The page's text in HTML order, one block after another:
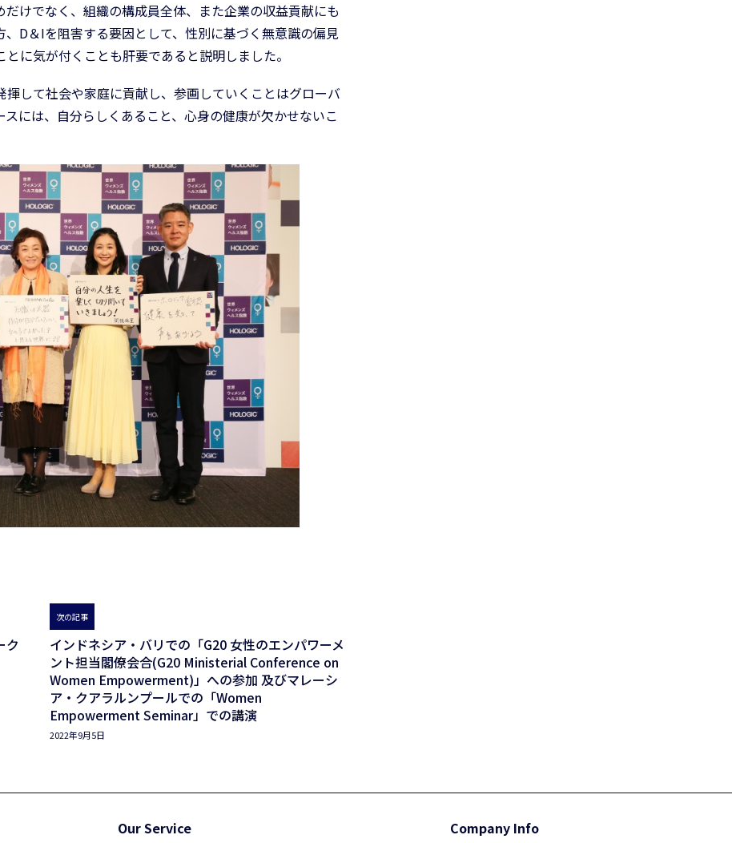
けでなく、組織の構成員全体、また企業の収益貢献にも
D＆Iを阻害する要因として、性別に基づく無意識の偏見
に気が付くことも肝要であると説明しました。
して社会や家庭に貢献し、参画していくことはグローバ
には、自分らしくあること、心身の健康が欠かせないこ
ク
次の記事
インドネシア・バリでの「G20 女性のエンパワーメ
ント担当閣僚会合(G20 Ministerial Conference on
Women Empowerment)」への参加 及びマレーシ
ア・クアラルンプールでの「Women
Empowerment Seminar」での講演
2022年9月5日
Our Service Company Info